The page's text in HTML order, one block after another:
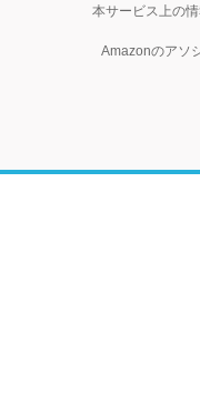
本サービス上の
Amazonのアソ